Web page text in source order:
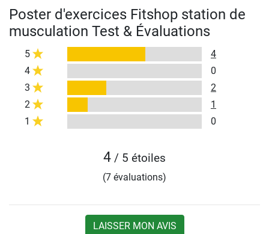
Poster d'exercices Fitshop station de
musculation Test & Évaluations
5
4
4
0
3
2
2
1
1
0
4 / 5 étoiles
(7 évaluations)
LAISSER MON AVIS